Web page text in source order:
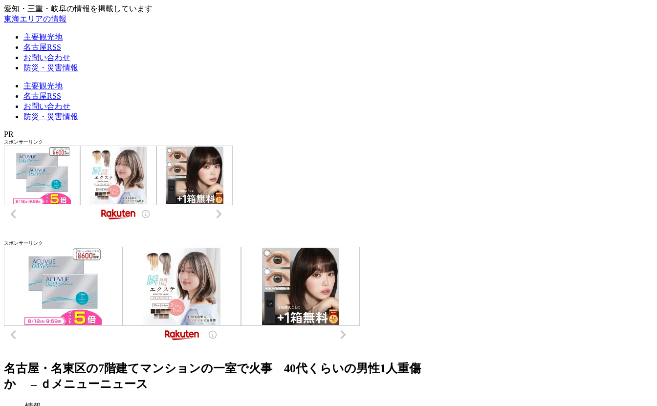
愛知・三重・岐阜の情報を掲載しています
東海エリアの情報
主要観光地
名古屋RSS
お問い合わせ
防災・災害情報
主要観光地
名古屋RSS
お問い合わせ
防災・災害情報
PR
スポンサーリンク
スポンサーリンク
名古屋・名東区の7階建てマンションの一室で火事 40代くらいの男性1人重傷
か – ｄメニューニュース